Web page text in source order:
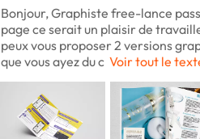
Bonjour, Graphiste free-lance
page ce serait un plaisir de
peux vous proposer 2 versions
que vous ayez du c Voir tout le